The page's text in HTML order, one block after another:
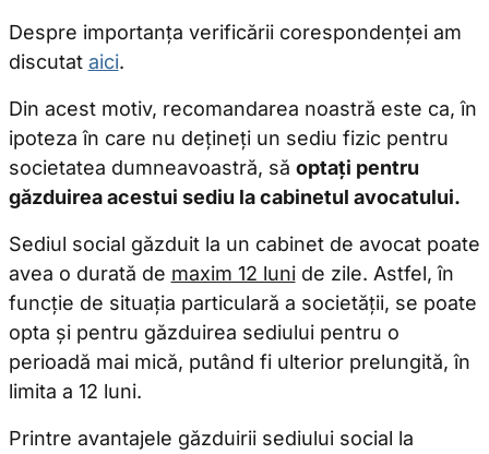
Sunt de acord cu
TRIMITE
Brașov, România
claudia@avocatcozma.ro
Telefon: +40758909022
Despre importanța verificării corespondenței am
discutat aici.
Din acest motiv, recomandarea noastră este ca, în
ipoteza în care nu dețineți un sediu fizic pentru
societatea dumneavoastră, să optați pentru
găzduirea acestui sediu la cabinetul avocatului.
Sediul social găzduit la un cabinet de avocat poate
avea o durată de maxim 12 lunide zile. Astfel, în
funcție de situația particulară a societății, se poate
opta și pentru găzduirea sediului pentru o
perioadă mai mică, putând fi ulterior prelungită, în
limita a 12 luni.
Printre avantajele găzduirii sediului social la